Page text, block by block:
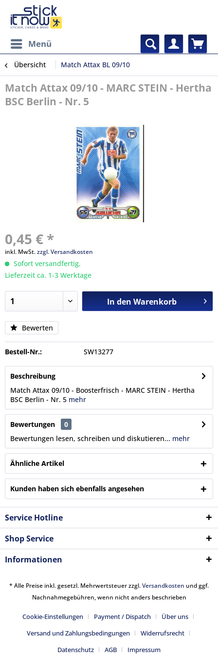
Menü
Übersicht Match Attax BL 09/10
Match Attax 09/10 - MARC STEIN - Hertha
BSC Berlin - Nr. 5
0,45 € *
inkl. MwSt.zzgl. Versandkosten
Sofort versandfertig,
Lieferzeit ca. 1-3 Werktage
In den Warenkorb
Bewerten
Bestell-Nr.: SW13277
Beschreibung
Match Attax 09/10 - Boosterfrisch - MARC STEIN - Hertha
BSC Berlin - Nr. 5 mehr
Bewertungen
0
Bewertungen lesen, schreiben und diskutieren... mehr
Ähnliche Artikel
Kunden haben sich ebenfalls angesehen
Service Hotline
Shop Service
Informationen
* Alle Preise inkl. gesetzl. Mehrwertsteuer zzgl.Versandkosten und ggf.
Nachnahmegebühren, wenn nicht anders beschrieben
Cookie-Einstellungen Payment / Dispatch
Über uns
Versand und Zahlungsbedingungen
Widerrufsrecht
Datenschutz
AGB Impressum